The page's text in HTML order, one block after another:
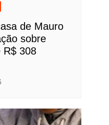
de Mauro
sobre
R$ 308